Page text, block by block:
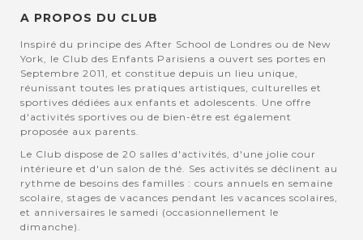
A PROPOS DU CLUB
Inspiré du principe des After School de Londres ou de New
York, le Club des Enfants Parisiens a ouvert ses portes en
Septembre 2011, et constitue depuis un lieu unique,
réunissant toutes les pratiques artistiques, culturelles et
sportives dédiées aux enfants et adolescents. Une offre
d'activités sportives ou de bien-être est également
proposée aux parents.
Le Club dispose de 20 salles d'activités, d'une jolie cour
intérieure et d'un salon de thé. Ses activités se déclinent au
rythme de besoins des familles : cours annuels en semaine
scolaire, stages de vacances pendant les vacances scolaires,
et anniversaires le samedi (occasionnellement le
dimanche).